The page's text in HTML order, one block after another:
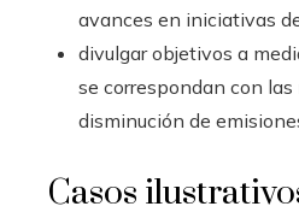
avances en iniciativas
divulgar objetivos a
se correspondan con
disminución de
Casos